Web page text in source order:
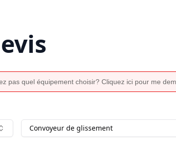
pas quel équipement choisir? Cliquez ici pour me
Convoyeur de glissement